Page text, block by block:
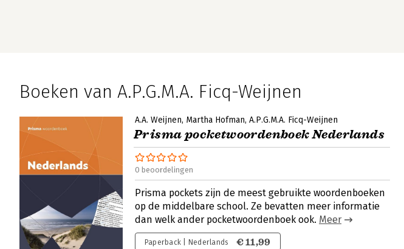
Boeken van A.P.G.M.A. Ficq-Weijnen
A.A. Weijnen Martha Hofman A.P.G.M.A. Ficq-Weijnen
Prisma pocketwoordenboek Nederlands
0 beoordelingen
Prisma pockets zijn de meest gebruikte woordenboeken
op de middelbare school. Ze bevatten meer informatie
dan welk ander pocketwoordenboek ook. Meer
Paperback | Nederlands € 11,99